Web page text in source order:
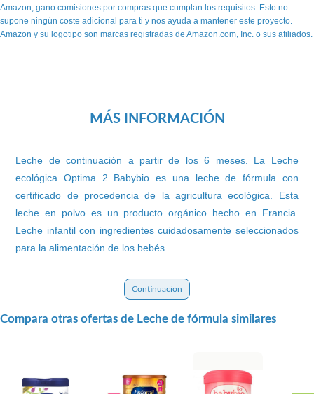
Amazon, gano comisiones por compras que cumplan los requisitos. Esto no
supone ningún coste adicional para ti y nos ayuda a mantener este proyecto.
Amazon y su logotipo son marcas registradas de Amazon.com, Inc. o sus afiliados.
MÁS INFORMACIÓN
Leche de continuación a partir de los 6 meses. La Leche
ecológica Optima 2 Babybio es una leche de fórmula con
certificado de procedencia de la agricultura ecológica. Esta
leche en polvo es un producto orgánico hecho en Francia.
Leche infantil con ingredientes cuidadosamente seleccionados
para la alimentación de los bebés.
Continuacion
Compara otras ofertas de Leche de fórmula similares